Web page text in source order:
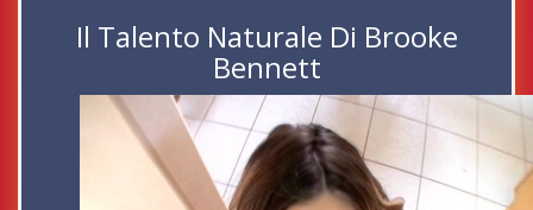
Il Talento Naturale Di Brooke
Bennett